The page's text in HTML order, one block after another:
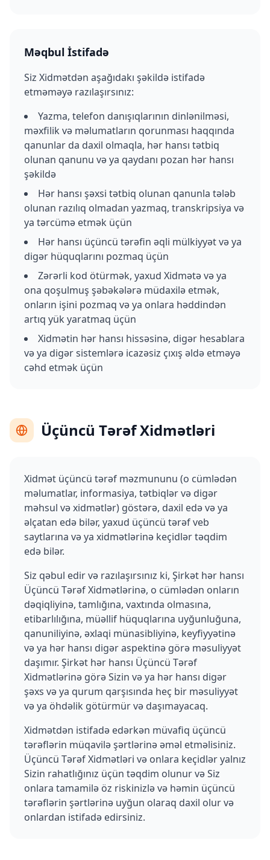
Məqbul İstifadə
Siz Xidmətdən aşağıdakı şəkildə istifadə
etməməyə razılaşırsınız:
Yazma, telefon danışıqlarının dinlənilməsi,
məxfilik və məlumatların qorunması haqqında
qanunlar da daxil olmaqla, hər hansı tətbiq
olunan qanunu və ya qaydanı pozan hər hansı
şəkildə
Hər hansı şəxsi tətbiq olunan qanunla tələb
olunan razılıq olmadan yazmaq, transkripsiya və
ya tərcümə etmək üçün
Hər hansı üçüncü tərəfin əqli mülkiyyət və ya
digər hüquqlarını pozmaq üçün
Zərərli kod ötürmək, yaxud Xidmətə və ya
ona qoşulmuş şəbəkələrə müdaxilə etmək,
onların işini pozmaq və ya onlara həddindən
artıq yük yaratmaq üçün
Xidmətin hər hansı hissəsinə, digər hesablara
və ya digər sistemlərə icazəsiz çıxış əldə etməyə
cəhd etmək üçün
Üçüncü Tərəf Xidmətləri
Xidmət üçüncü tərəf məzmununu (o cümlədən
məlumatlar, informasiya, tətbiqlər və digər
məhsul və xidmətlər) göstərə, daxil edə və ya
əlçatan edə bilər, yaxud üçüncü tərəf veb
saytlarına və ya xidmətlərinə keçidlər təqdim
edə bilər.
Siz qəbul edir və razılaşırsınız ki, Şirkət hər hansı
Üçüncü Tərəf Xidmətlərinə, o cümlədən onların
dəqiqliyinə, tamlığına, vaxtında olmasına,
etibarlılığına, müəllif hüquqlarına uyğunluğuna,
qanuniliyinə, əxlaqi münasibliyinə, keyfiyyətinə
və ya hər hansı digər aspektinə görə məsuliyyət
daşımır. Şirkət hər hansı Üçüncü Tərəf
Xidmətlərinə görə Sizin və ya hər hansı digər
şəxs və ya qurum qarşısında heç bir məsuliyyət
və ya öhdəlik götürmür və daşımayacaq.
Xidmətdən istifadə edərkən müvafiq üçüncü
tərəflərin müqavilə şərtlərinə əməl etməlisiniz.
Üçüncü Tərəf Xidmətləri və onlara keçidlər yalnız
Sizin rahatlığınız üçün təqdim olunur və Siz
onlara tamamilə öz riskinizlə və həmin üçüncü
tərəflərin şərtlərinə uyğun olaraq daxil olur və
onlardan istifadə edirsiniz.